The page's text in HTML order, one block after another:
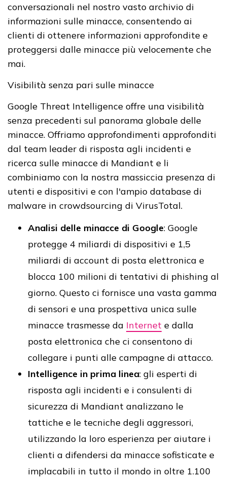
conversazionali nel nostro vasto archivio di
informazioni sulle minacce, consentendo ai
clienti di ottenere informazioni approfondite e
proteggersi dalle minacce più velocemente che
mai.
Visibilità senza pari sulle minacce
Google Threat Intelligence offre una visibilità
senza precedenti sul panorama globale delle
minacce. Offriamo approfondimenti approfonditi
dal team leader di risposta agli incidenti e
ricerca sulle minacce di Mandiant e li
combiniamo con la nostra massiccia presenza di
utenti e dispositivi e con l'ampio database di
malware in crowdsourcing di VirusTotal.
Analisi delle minacce di Google: Google
protegge 4 miliardi di dispositivi e 1,5
miliardi di account di posta elettronica e
blocca 100 milioni di tentativi di phishing al
giorno. Questo ci fornisce una vasta gamma
di sensori e una prospettiva unica sulle
minacce trasmesse da Internet e dalla
posta elettronica che ci consentono di
collegare i punti alle campagne di attacco.
Intelligence in prima linea: gli esperti di
risposta agli incidenti e i consulenti di
sicurezza di Mandiant analizzano le
tattiche e le tecniche degli aggressori,
utilizzando la loro esperienza per aiutare i
clienti a difendersi da minacce sofisticate e
implacabili in tutto il mondo in oltre 1.100